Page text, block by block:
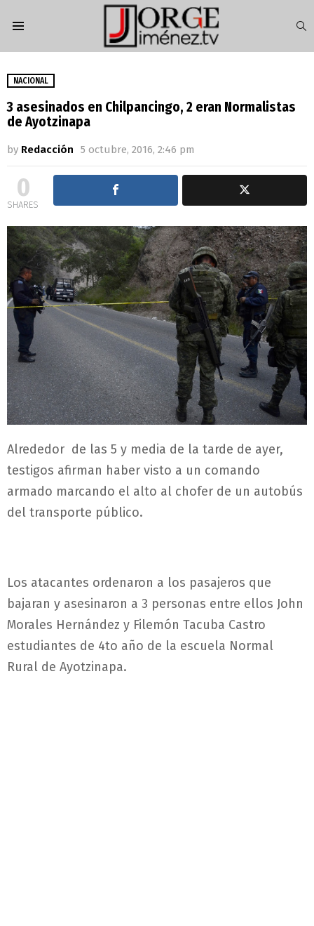
NACIONAL
3 asesinados en Chilpancingo, 2 eran Normalistas
de Ayotzinapa
by Redacción 5 octubre, 2016, 2:46 pm
0
SHARES
Alrededor de las 5 y media de la tarde de ayer,
testigos afirman haber visto a un comando
armado marcando el alto al chofer de un autobús
del transporte público.
Los atacantes ordenaron a los pasajeros que
bajaran y asesinaron a 3 personas entre ellos John
Morales Hernández y Filemón Tacuba Castro
estudiantes de 4to año de la escuela Normal
Rural de Ayotzinapa.